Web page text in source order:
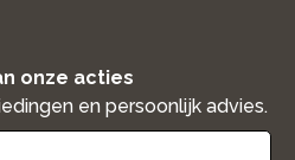
onze acties
en persoonlijk advies.